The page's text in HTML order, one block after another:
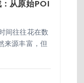
从原始POI
间往往花在数
来源丰富，但